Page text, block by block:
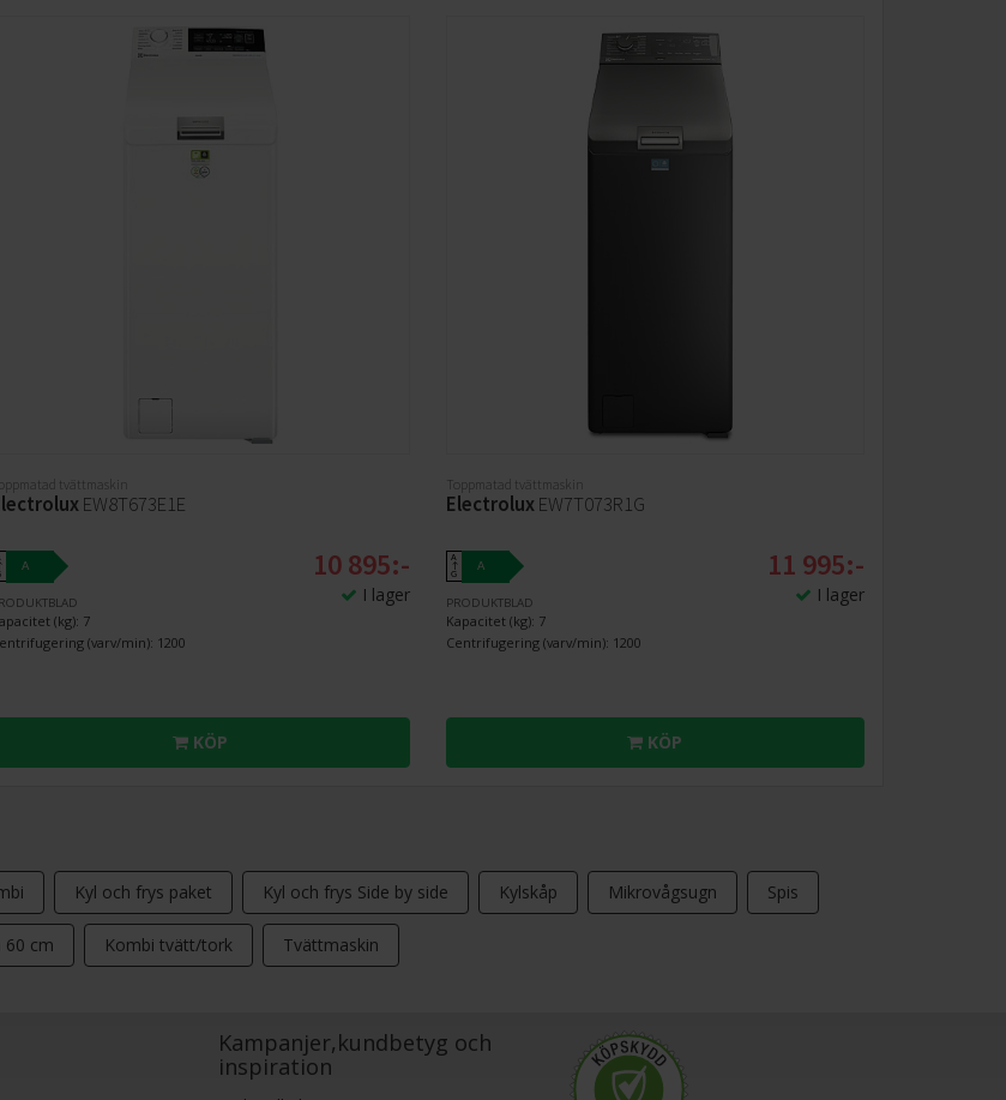
tvättmaskin
EW8T673E1E
A
(kg): 7
(varv/min): 1200
10 895:-
I lager
KÖP
Toppmatad tvättmaskin
ElectroluxEW7T073R1G
A
↑
G
A
PRODUKTBLAD
Kapacitet (kg): 7
Centrifugering (varv/min): 1200
11 995:-
I lager
KÖP
Kyl och frys paket Kyl och frys Side by side Kylskåp Mikrovågsugn Spis
60 cm Kombi tvätt/tork Tvättmaskin
Kampanjer,kundbetyg och
inspiration